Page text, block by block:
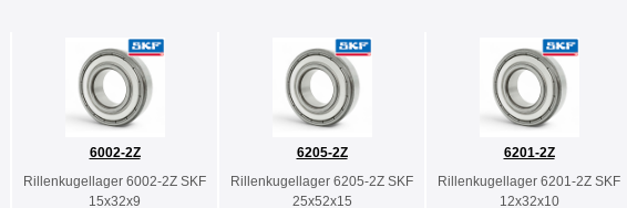
6002-2Z
Rillenkugellager 6002-2Z SKF
15x32x9
6205-2Z
Rillenkugellager 6205-2Z SKF
25x52x15
6201-2Z
Rillenkugellager 6201-2Z SKF
12x32x10